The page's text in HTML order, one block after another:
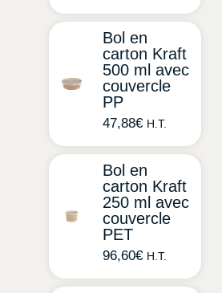
Bol en
carton Kraft
500 ml avec
couvercle
PP
47,88€ H.T.
Bol en
carton Kraft
250 ml avec
couvercle
PET
96,60€ H.T.